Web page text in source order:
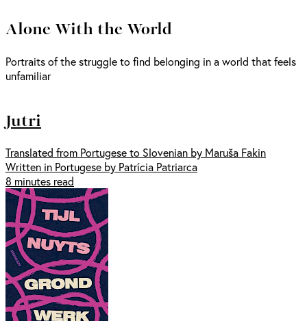
Alone With the World
Portraits of the struggle to find belonging in a world that feels
unfamiliar
Jutri
Translated from Portugese to Slovenian by Maruša Fakin
Written in Portugese by Patrícia Patriarca
8 minutes read